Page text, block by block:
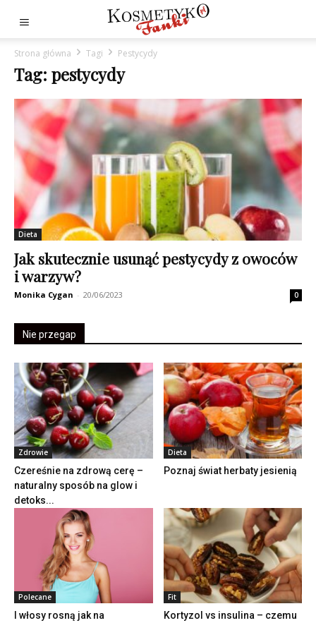
Strona główna Tagi Pestycydy
Tag: pestycydy
Dieta
Jak skutecznie usunąć pestycydy z owoców
i warzyw?
Monika Cygan - 20/06/2023 0
Nie przegap
Zdrowie
Czereśnie na zdrową cerę –
naturalny sposób na glow i
detoks...
Dieta
Poznaj świat herbaty jesienią
Polecane
I włosy rosną jak na
Fit
Kortyzol vs insulina – czemu